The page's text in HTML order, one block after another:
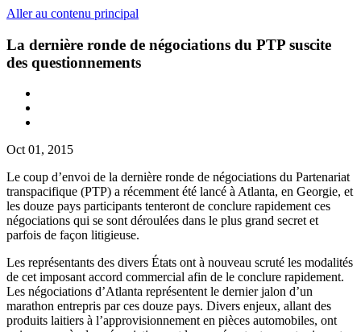
Aller au contenu principal
La dernière ronde de négociations du PTP suscite
des questionnements
Oct 01, 2015
Le coup d’envoi de la dernière ronde de négociations du Partenariat
transpacifique (PTP) a récemment été lancé à Atlanta, en Georgie, et
les douze pays participants tenteront de conclure rapidement ces
négociations qui se sont déroulées dans le plus grand secret et
parfois de façon litigieuse.
Les représentants des divers États ont à nouveau scruté les modalités
de cet imposant accord commercial afin de le conclure rapidement.
Les négociations d’Atlanta représentent le dernier jalon d’un
marathon entrepris par ces douze pays. Divers enjeux, allant des
produits laitiers à l’approvisionnement en pièces automobiles, ont